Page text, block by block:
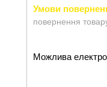
повернення